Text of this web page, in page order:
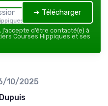
— 2026
➔ Télécharger
d’être contacté(e) à
Courses Hippiques et ses
10/2025